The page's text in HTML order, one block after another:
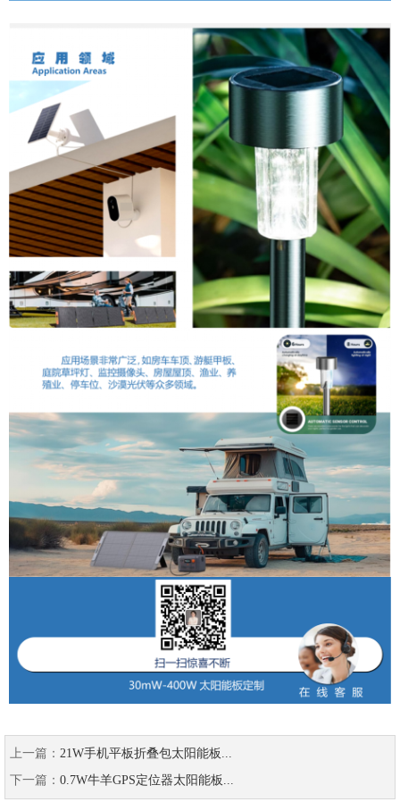
上一篇： 21W手机平板折叠包太阳能板...
下一篇： 0.7W牛羊GPS定位器太阳能板...